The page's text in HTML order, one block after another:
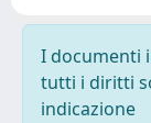
I documenti
tutti i diritti
indicazione